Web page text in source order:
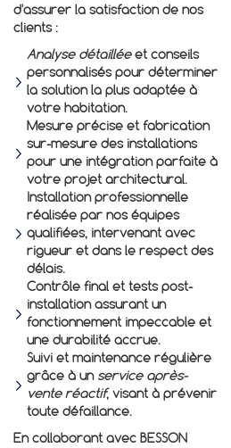
d'assurer la satisfaction de nos
clients :
Analyse détailléeet conseils
personnalisés pour déterminer
la solution la plus adaptée à
votre habitation.
Mesure précise et fabrication
sur-mesure des installations
pour une intégration parfaite à
votre projet architectural.
Installation professionnelle
réalisée par nos équipes
qualifiées, intervenant avec
rigueur et dans le respect des
délais.
Contrôle final et tests post-
installation assurant un
fonctionnement impeccable et
une durabilité accrue.
Suivi et maintenance régulière
grâce à un service après-
vente réactif, visant à prévenir
toute défaillance.
En collaborant avec BESSON